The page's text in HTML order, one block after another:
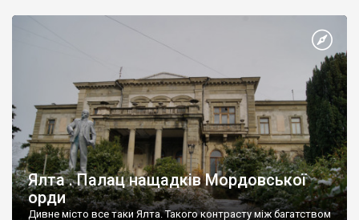
Ялта . Палац нащадків Мордовської
орди
Дивне місто все таки Ялта. Такого контрасту між багатством